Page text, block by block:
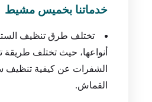
خدماتنا بخميس مشيط
تختلف طرق تنظيف
أنواعها، حيث تختلف
الشفرات عن كيفية تنظيف
القماش.